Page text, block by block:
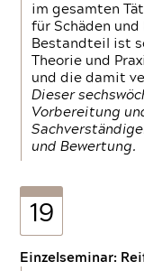
im gesamten
für Schäden
Bestandteil ist
Theorie und
und die damit
Dieser
Vorbereitung
und Bewertung.
19
Einzelseminar: